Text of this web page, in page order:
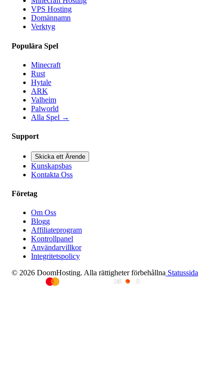
VPS Hosting
Domännamn
Verktyg
Populära Spel
Minecraft
Rust
Hytale
ARK
Valheim
Palworld
Alla Spel →
Support
Skicka ett Ärende
Kunskapsbas
Kontakta Oss
Företag
Om Oss
Blogg
Affiliateprogram
Kontrollpanel
Användarvillkor
Integritetspolicy
© 2026 DoomHosting. Alla rättigheter förbehållna Statussida